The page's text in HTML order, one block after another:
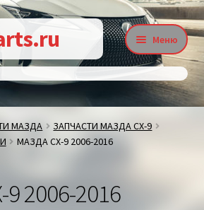
Меню
Контакты
МАЗДА
ЗАПЧАСТИ МАЗДА СХ-9
МАЗДА СХ-9 2006-2016
2006-2016